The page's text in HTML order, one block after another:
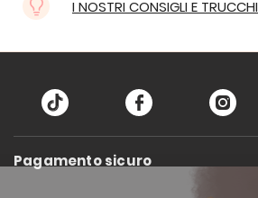
I NOSTRI CONSIGLI E TRUCCHI
Pagamento sicuro